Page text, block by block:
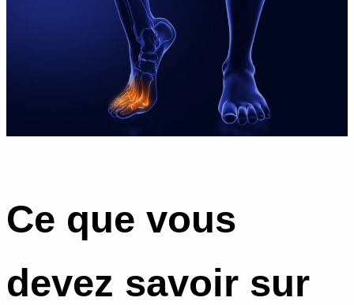
Ce que vous
devez savoir sur